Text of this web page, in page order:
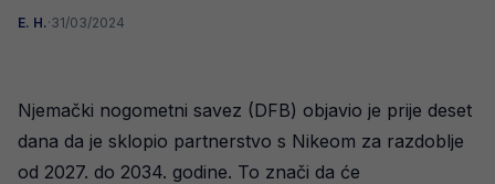
E. H.·31/03/2024
Njemački nogometni savez (DFB) objavio je prije deset
dana da je sklopio partnerstvo s Nikeom za razdoblje
od 2027. do 2034. godine. To znači da će